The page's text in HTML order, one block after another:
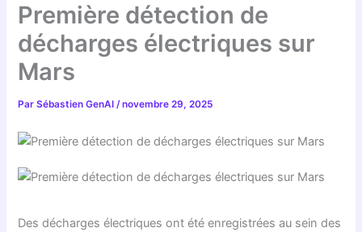
Première détection de
décharges électriques sur
Mars
ParSébastien GenAI/novembre 29, 2025
Des décharges électriques ont été enregistrées au sein des